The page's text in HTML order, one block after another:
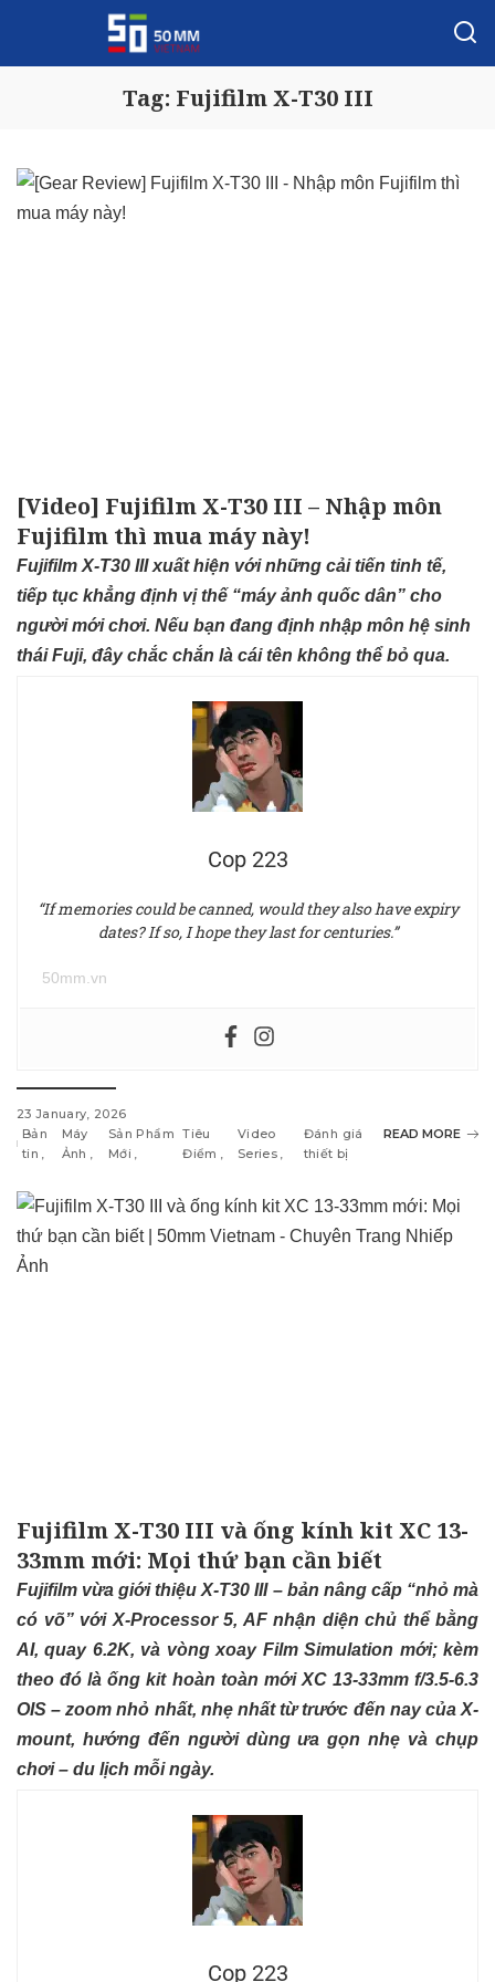
Tag: Fujifilm X-T30 III
[Video] Fujifilm X-T30 III – Nhập môn
Fujifilm thì mua máy này!
Fujifilm X-T30 III xuất hiện với những cải tiến tinh tế,
tiếp tục khẳng định vị thế “máy ảnh quốc dân” cho
người mới chơi. Nếu bạn đang định nhập môn hệ sinh
thái Fuji, đây chắc chắn là cái tên không thể bỏ qua.
Cop 223
“If memories could be canned, would they also have expiry
dates? If so, I hope they last for centuries.”
50mm.vn
23 January, 2026
Bản
tin
Máy
Ảnh
Sản Phẩm
Mới
Tiêu
Điểm
Video
Series
Đánh giá
thiết bị
READ MORE
Fujifilm X-T30 III và ống kính kit XC 13-
33mm mới: Mọi thứ bạn cần biết
Fujifilm vừa giới thiệu X-T30 III – bản nâng cấp “nhỏ mà
có võ” với X-Processor 5, AF nhận diện chủ thể bằng
AI, quay 6.2K, và vòng xoay Film Simulation mới; kèm
theo đó là ống kit hoàn toàn mới XC 13-33mm f/3.5-6.3
OIS – zoom nhỏ nhất, nhẹ nhất từ trước đến nay của X-
mount, hướng đến người dùng ưa gọn nhẹ và chụp
chơi – du lịch mỗi ngày.​
Cop 223